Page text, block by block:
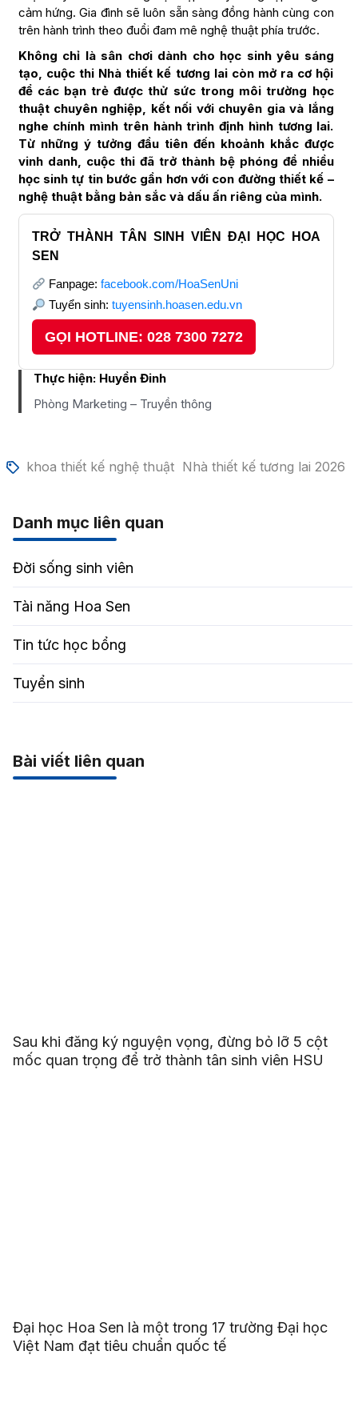
cảm hứng. Gia đình sẽ luôn sẵn sàng đồng hành cùng con
trên hành trình theo đuổi đam mê nghệ thuật phía trước.
Không chỉ là sân chơi dành cho học sinh yêu sáng
tạo, cuộc thi Nhà thiết kế tương lai còn mở ra cơ hội
để các bạn trẻ được thử sức trong môi trường học
thuật chuyên nghiệp, kết nối với chuyên gia và lắng
nghe chính mình trên hành trình định hình tương lai.
Từ những ý tưởng đầu tiên đến khoảnh khắc được
vinh danh, cuộc thi đã trở thành bệ phóng để nhiều
học sinh tự tin bước gần hơn với con đường thiết kế –
nghệ thuật bằng bản sắc và dấu ấn riêng của mình.
TRỞ THÀNH TÂN SINH VIÊN ĐẠI HỌC HOA
SEN
Fanpage: facebook.com/HoaSenUni
Tuyển sinh: tuyensinh.hoasen.edu.vn
GỌI HOTLINE: 028 7300 7272
Thực hiện: Huyền Đinh
Phòng Marketing – Truyền thông
khoa thiết kế nghệ thuật Nhà thiết kế tương lai 2026
Danh mục liên quan
Đời sống sinh viên
Tài năng Hoa Sen
Tin tức học bổng
Tuyển sinh
Bài viết liên quan
Sau khi đăng ký nguyện vọng, đừng bỏ lỡ 5 cột
mốc quan trọng để trở thành tân sinh viên HSU
Đại học Hoa Sen là một trong 17 trường Đại học
Việt Nam đạt tiêu chuẩn quốc tế